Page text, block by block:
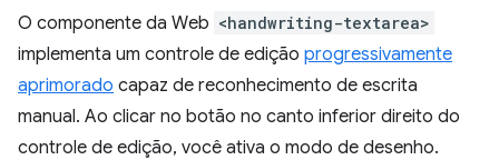
O componente da Web <handwriting-textarea>
implementa um controle de edição progressivamente
aprimorado capaz de reconhecimento de escrita
manual. Ao clicar no botão no canto inferior direito do
controle de edição, você ativa o modo de desenho.